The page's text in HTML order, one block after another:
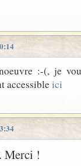
:-(, je
accessibleici
Merci !